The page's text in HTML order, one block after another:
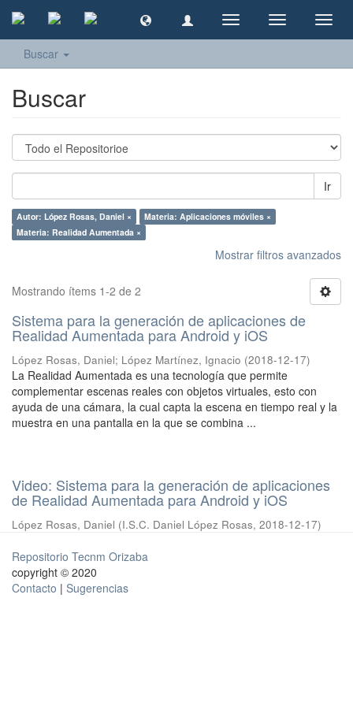
Cambiar
navegación
Cambiar
navegación
Buscar
Buscar
Ir
Autor: López Rosas, Daniel ×
Materia: Aplicaciones móviles ×
Materia: Realidad Aumentada ×
Mostrar filtros avanzados
Mostrando ítems 1-2 de 2
Sistema para la generación de aplicaciones de
Realidad Aumentada para Android y iOS
López Rosas, Daniel; López Martínez, Ignacio (2018-12-17)
La Realidad Aumentada es una tecnología que permite
complementar escenas reales con objetos virtuales, esto con
ayuda de una cámara, la cual capta la escena en tiempo real y la
muestra en una pantalla en la que se combina ...
Video: Sistema para la generación de aplicaciones
de Realidad Aumentada para Android y iOS
López Rosas, Daniel (I.S.C. Daniel López Rosas, 2018-12-17)
Repositorio Tecnm Orizaba
copyright © 2020
Contacto | Sugerencias